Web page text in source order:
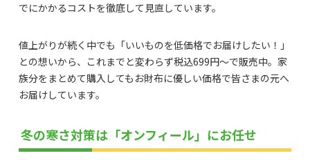
でにかかるコストを徹底して見直しています。
値上がりが続く中でも「いいものを低価格でお届けしたい！」
との想いから、これまでと変わらず税込699円～で販売中。家
族分をまとめて購入してもお財布に優しい価格で皆さまの元へ
お届けしています。
冬の寒さ対策は「オンフィール」にお任せ